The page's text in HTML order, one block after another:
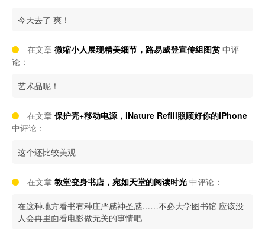
今天去了 爽！
在文章 微缩小人展现精美细节，路易威登宣传组图赏 中评
论：
艺术品呢！
在文章 保护壳+移动电源，iNature Refill照顾好你的iPhone
中评论：
这个还比较美观
在文章 教堂变身书店，宛如天堂的阅读时光 中评论：
在这种地方看书有种庄严感神圣感……不必大学图书馆 应该没
人会再里面看电影做无关的事情吧